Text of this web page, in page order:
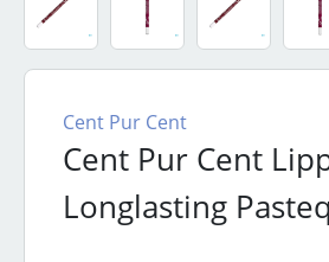
Cent Pur Cent
Longlasting
Cent Pur Cent